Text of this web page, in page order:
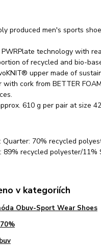
produced men's sports
PWRPlate technology with
of recycled and bio-
upper made of
with cork from BETTER
610 g per pair at size
Quarter: 70% recycled
89% recycled polyester/11%
v kategoriích
Obuv-Sport Wear Shoes